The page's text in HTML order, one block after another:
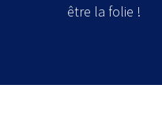
être la folie !